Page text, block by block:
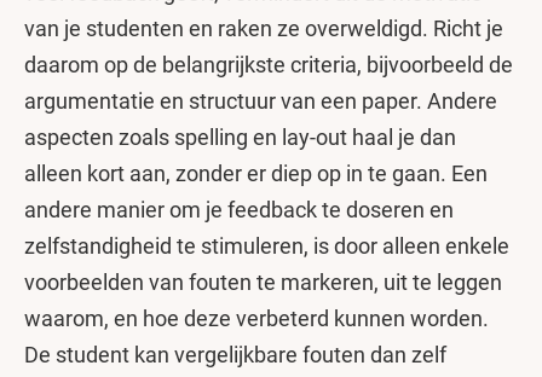
van je studenten en raken ze overweldigd. Richt je
daarom op de belangrijkste criteria, bijvoorbeeld de
argumentatie en structuur van een paper. Andere
aspecten zoals spelling en lay-out haal je dan
alleen kort aan, zonder er diep op in te gaan. Een
andere manier om je feedback te doseren en
zelfstandigheid te stimuleren, is door alleen enkele
voorbeelden van fouten te markeren, uit te leggen
waarom, en hoe deze verbeterd kunnen worden.
De student kan vergelijkbare fouten dan zelf